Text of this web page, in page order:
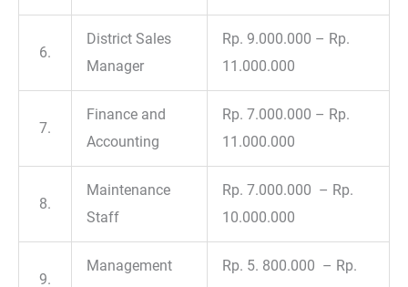
6.
District Sales
Manager
Rp. 9.000.000 – Rp.
11.000.000
7.
Finance and
Accounting
Rp. 7.000.000 – Rp.
11.000.000
8.
Maintenance
Staff
Rp. 7.000.000 – Rp.
10.000.000
9.
Management
Rp. 5. 800.000 – Rp.